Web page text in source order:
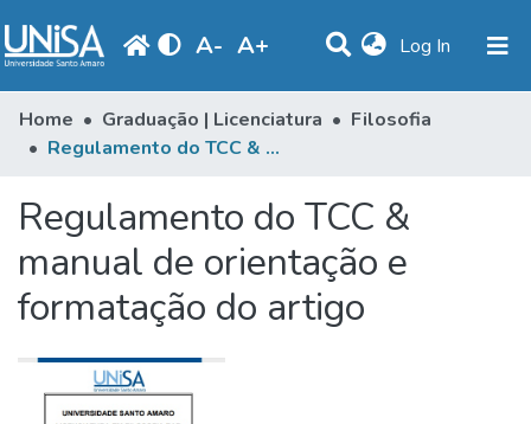
A- A+ Log In (current)
Communities & Collections
Statistics
Browse
Produção Docente
Library
Periodicals
Home Graduação | Licenciatura
Filosofia
Regulamento do TCC & manual de orientação e formatação do artigo
Regulamento do TCC &
manual de orientação e
formatação do artigo